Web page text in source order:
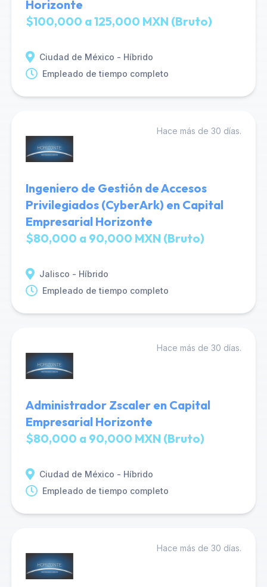
Horizonte
$100,000 a 125,000 MXN (Bruto)
Ciudad de México - Híbrido
Empleado de tiempo completo
Hace más de 30 días.
Ingeniero de Gestión de Accesos
Privilegiados (CyberArk) en Capital
Empresarial Horizonte
$80,000 a 90,000 MXN (Bruto)
Jalisco - Híbrido
Empleado de tiempo completo
Hace más de 30 días.
Administrador Zscaler en Capital
Empresarial Horizonte
$80,000 a 90,000 MXN (Bruto)
Ciudad de México - Híbrido
Empleado de tiempo completo
Hace más de 30 días.